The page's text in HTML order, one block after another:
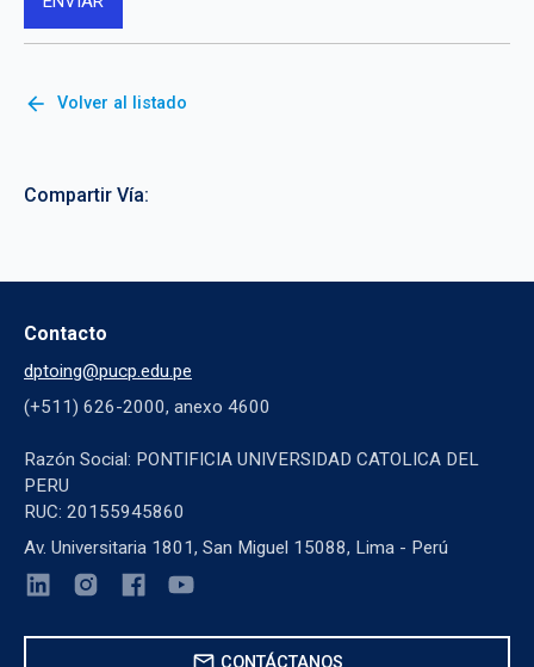
arrow_back Volver al listado
Compartir Vía:
Contacto
dptoing@pucp.edu.pe
(+511) 626-2000, anexo 4600
Razón Social: PONTIFICIA UNIVERSIDAD CATOLICA DEL
PERU
RUC: 20155945860
Av. Universitaria 1801, San Miguel 15088, Lima - Perú
mail CONTÁCTANOS